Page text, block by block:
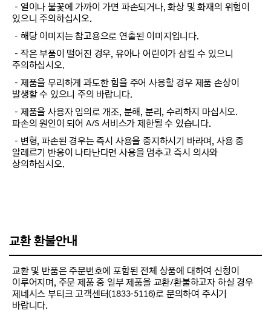
－열이나 불꽃에 가까이 가면 파손되거나, 화상 및 화재의 위험이
있으니 주의하십시오.
－해당 이미지는 참고용으로 연출된 이미지입니다.
－작은 부품이 떨어진 경우, 유아나 어린이가 삼킬 수 있으니
주의하십시오.
－제품을 무리하게 과도한 힘을 주어 사용할 경우 제품 손상이
발생할 수 있으니 주의 바랍니다.
－제품을 사용자 임의로 개조, 분해, 분리, 수리하지 마십시오.
파손의 원인이 되어 A/S 서비스가 제한될 수 있습니다.
－변형, 파손된 경우는 즉시 사용을 중지하시기 바라며, 사용 중
알레르기 반응이 나타난다면 사용을 멈추고 즉시 의사와
상의하십시오.
교환 환불안내
교환 및 반품은 주문번호에 포함된 전체 상품에 대하여 신청이
이루어지며, 주문 제품 중 일부 제품을 교환/환불하고자 하실 경우
제네시스 부티크 고객센터(1833-5116)로 문의하여 주시기
바랍니다.